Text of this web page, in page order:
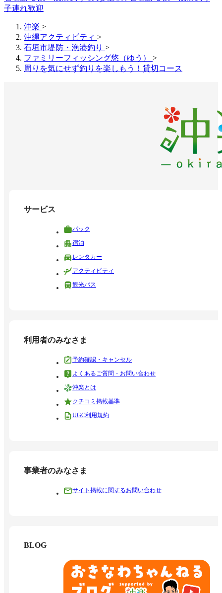
子連れ歓迎
沖楽 >
沖縄アクティビティ >
石垣市堤防・漁港釣り >
ファミリーフィッシング悠（ゆう） >
周りを気にせず釣りを楽しもう！貸切コース
サービス
パック
宿泊
レンタカー
アクティビティ
観光バス
利用者のみなさま
予約確認・キャンセル
よくあるご質問・お問い合わせ
沖楽とは
クチコミ掲載基準
UGC利用規約
事業者のみなさま
サイト掲載に関するお問い合わせ
BLOG